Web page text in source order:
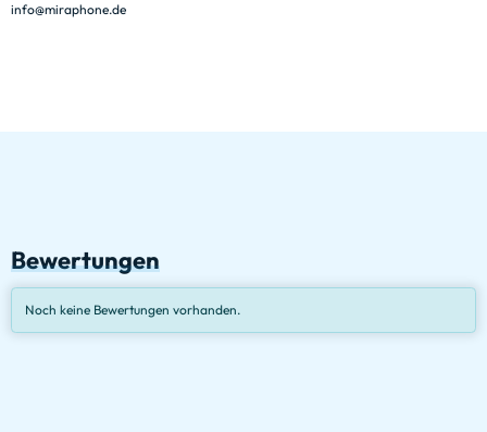
info@miraphone.de
Bewertungen
Noch keine Bewertungen vorhanden.